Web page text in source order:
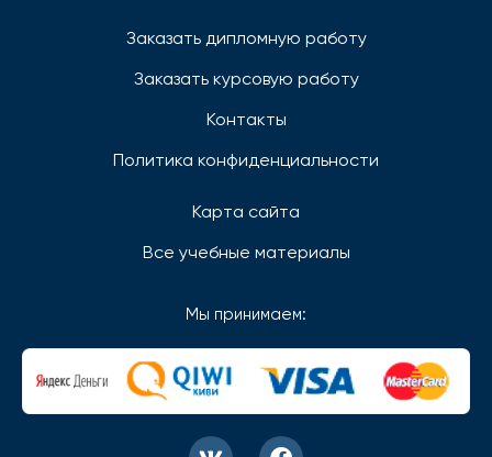
Заказать дипломную работу
Заказать курсовую работу
Контакты
Политика конфиденциальности
Карта сайта
Все учебные материалы
Мы принимаем: